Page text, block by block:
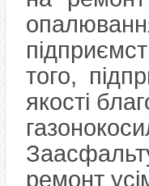
того,
якості
ремонт